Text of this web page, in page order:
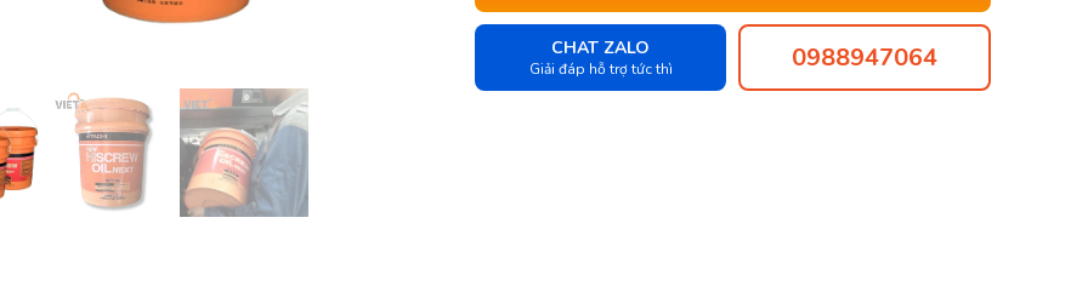
CHAT ZALO
Giải đáp hỗ trợ tức thì 0988947064